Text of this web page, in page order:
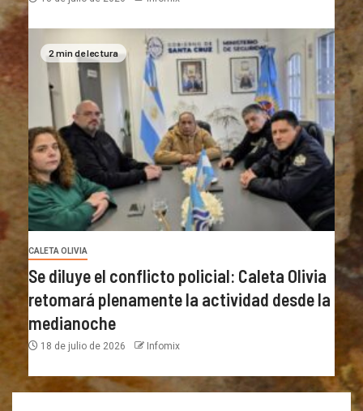
2 min de lectura
CALETA OLIVIA
Se diluye el conflicto policial: Caleta Olivia
retomará plenamente la actividad desde la
medianoche
18 de julio de 2026 Infomix